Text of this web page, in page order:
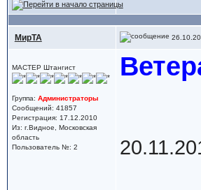
МирТА
МАСТЕР Штангист
Группа: Администраторы
Сообщений: 41857
Регистрация: 17.12.2010
Из: г.Видное, Московская
область
Пользователь №: 2